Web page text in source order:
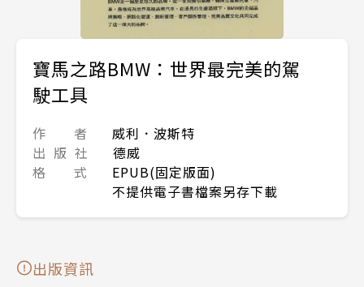
寶馬之路BMW：世界最完美的駕
駛工具
作 者
威利．波斯特
出 版 社
德威
格 式
EPUB(固定版面)
不提供電子書檔案另存下載
出版資訊